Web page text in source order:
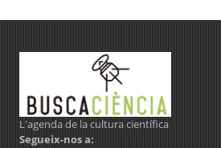
L'agenda de la cultura científica
Segueix-nos a: